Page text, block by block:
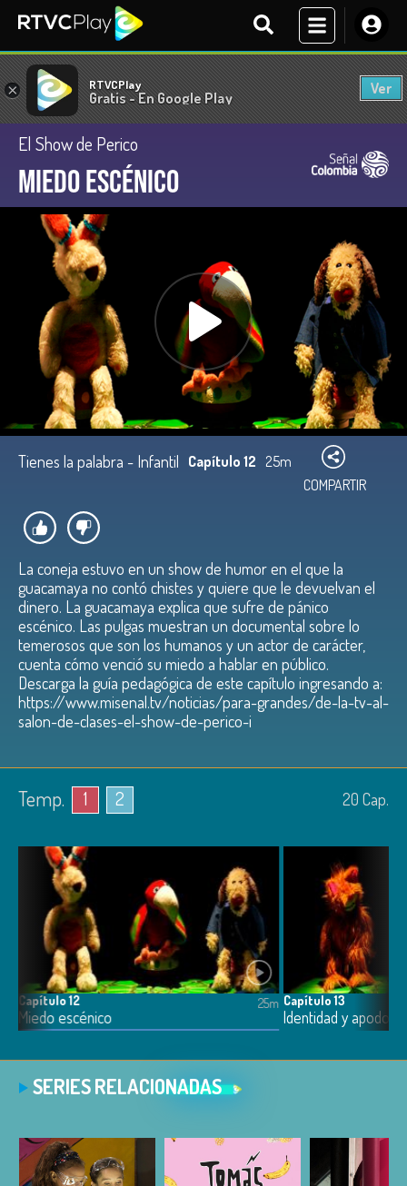
× RTVCPlay
Gratis - En Google Play
Ver
El Show de Perico
Miedo escénico
Tienes la palabra - Infantil Capítulo 12 25m
COMPARTIR
La coneja estuvo en un show de humor en el que la
guacamaya no contó chistes y quiere que le devuelvan el
dinero. La guacamaya explica que sufre de pánico
escénico. Las pulgas muestran un documental sobre lo
temerosos que son los humanos y un actor de carácter,
cuenta cómo venció su miedo a hablar en público.
Descarga la guía pedagógica de este capítulo ingresando a:
https://www.misenal.tv/noticias/para-grandes/de-la-tv-al-
salon-de-clases-el-show-de-perico-i
Temp. 1 2 20 Cap.
Capítulo 12
Miedo escénico
25m Capítulo 13
Identidad y apodos
SERIES RELACIONADAS